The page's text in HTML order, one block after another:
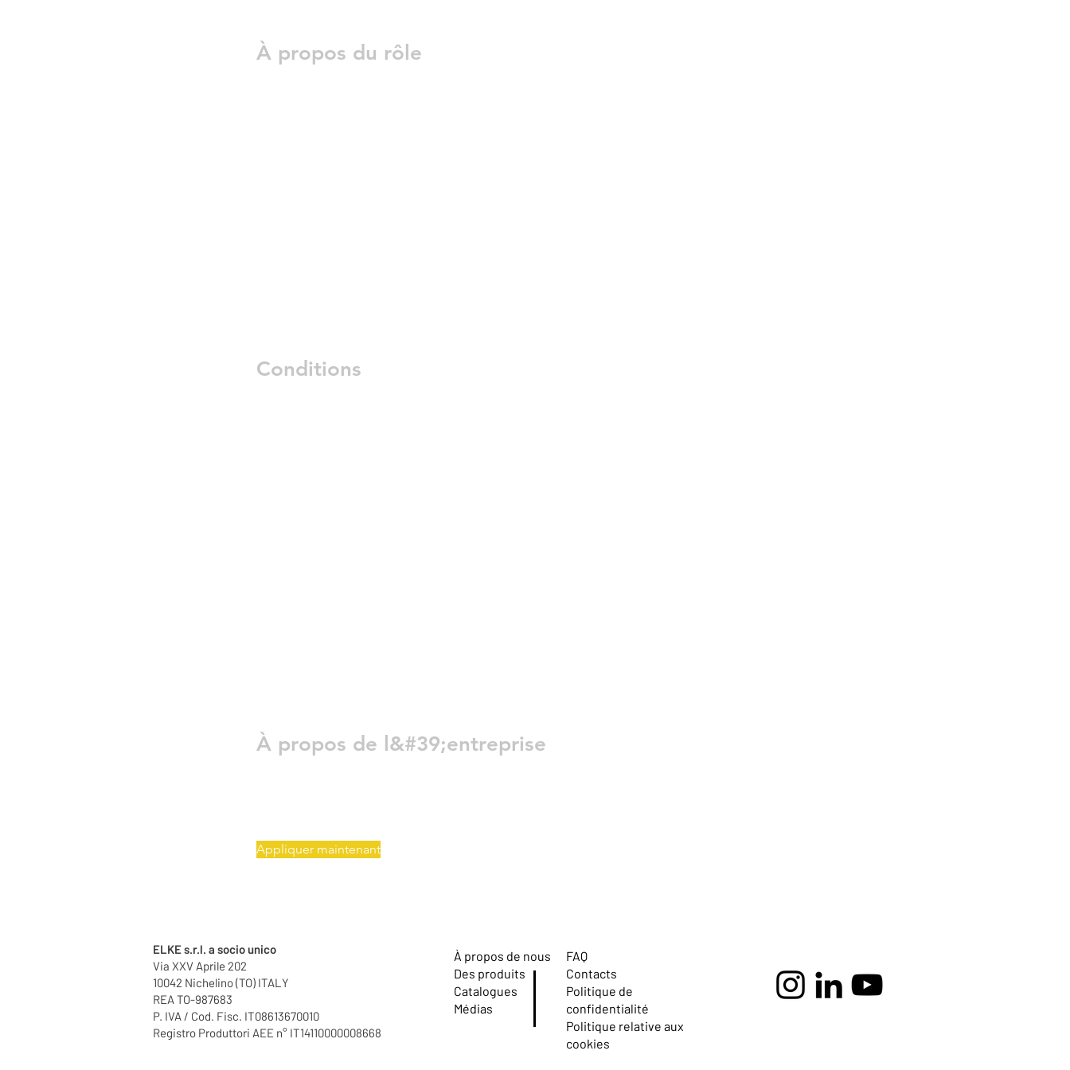
À propos du rôle
Conditions
À propos de l&#39;entreprise
Appliquer maintenant
ELKE s.r.l. a socio unico
Via XXV Aprile 202
10042 Nichelino (TO) ITALY
REA TO-987683
P. IVA / Cod. Fisc. IT08613670010
Registro Produttori AEE n° IT14110000008668
À propos de nous
Des produits
Catalogues
Médias
FAQ
Contacts
Politique de
confidentialité
Politique relative aux
cookies